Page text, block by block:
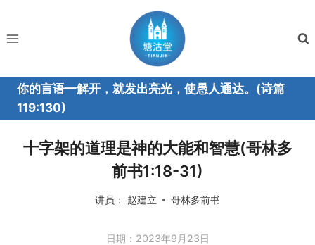
内
你的言语一解开，就发出亮光，使愚人通达。(诗篇
119:130)
十字架的道理是神的大能和智慧(哥林多
前书1:18-31)
讲员： 赵建立 哥林多前书
日期：2023年9月23日